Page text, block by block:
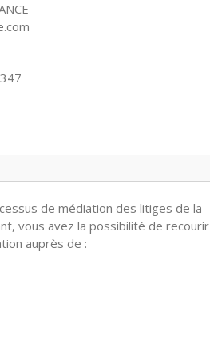
de médiation des litiges de la
vous avez la possibilité de recourir
auprès de :